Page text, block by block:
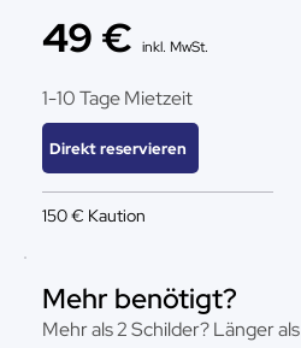
49 € inkl. MwSt.
1-10 Tage Mietzeit
Direkt reservieren
150 € Kaution
Mehr benötigt?
Mehr als 2 Schilder? Länger als